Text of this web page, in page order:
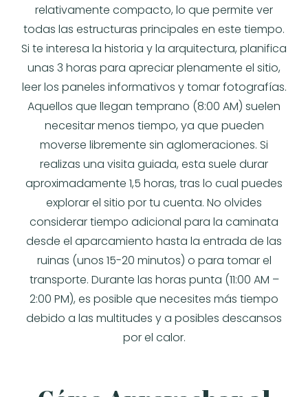
relativamente compacto, lo que permite ver
todas las estructuras principales en este tiempo.
Si te interesa la historia y la arquitectura, planifica
unas 3 horas para apreciar plenamente el sitio,
leer los paneles informativos y tomar fotografías.
Aquellos que llegan temprano (8:00 AM) suelen
necesitar menos tiempo, ya que pueden
moverse libremente sin aglomeraciones. Si
realizas una visita guiada, esta suele durar
aproximadamente 1,5 horas, tras lo cual puedes
explorar el sitio por tu cuenta. No olvides
considerar tiempo adicional para la caminata
desde el aparcamiento hasta la entrada de las
ruinas (unos 15-20 minutos) o para tomar el
transporte. Durante las horas punta (11:00 AM –
2:00 PM), es posible que necesites más tiempo
debido a las multitudes y a posibles descansos
por el calor.